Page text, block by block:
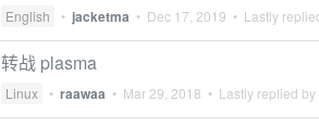
English • jacketma • Dec 17, 2019 • Lastly
转战 plasma
Linux • raawaa • Mar 29, 2018 • Lastly replied by